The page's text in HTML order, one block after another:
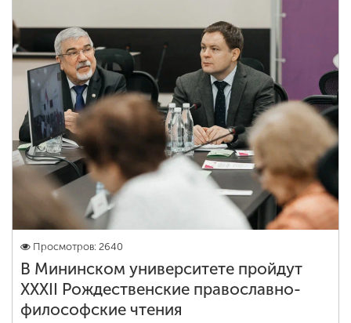
Просмотров: 2640
В Мининском университете пройдут
XXXII Рождественские православно-
философские чтения